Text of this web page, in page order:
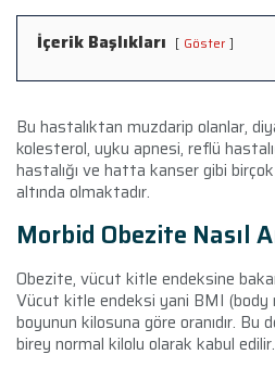
İçerik Başlıkları Göster
Bu hastalıktan muzdarip olanlar,
kolesterol, uyku apnesi, reflü
hastalığı ve hatta kanser gibi
altında olmaktadır.
Morbid Obezite Nasıl
Obezite, vücut kitle endeksine
Vücut kitle endeksi yani BMI (body
boyunun kilosuna göre oranıdır. Bu
birey normal kilolu olarak kabul edilir.